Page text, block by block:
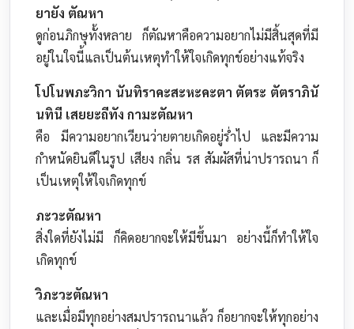
ยายัง ตัณหา
ดูก่อนภิกษุทั้งหลาย ก็ตัณหาคือความอยากไม่มีสิ้นสุดที่มี
อยู่ในใจนี้แลเป็นต้นเหตุทำให้ใจเกิดทุกข์อย่างแท้จริง
โปโนพภะวิกา นันทิราคะสะหะคะตา ตัตระ ตัตราภินั
นทินี เสยยะถีทัง กามะตัณหา
คือ มีความอยากเวียนว่ายตายเกิดอยู่ร่ำไป และมีความ
กำหนัดยินดีในรูป เสียง กลิ่น รส สัมผัสที่น่าปรารถนา ก็
เป็นเหตุให้ใจเกิดทุกข์
ภะวะตัณหา
สิ่งใดที่ยังไม่มี ก็คิดอยากจะให้มีขึ้นมา อย่างนี้ก็ทำให้ใจ
เกิดทุกข์
วิภะวะตัณหา
และเมื่อมีทุกอย่างสมปรารถนาแล้ว ก็อยากจะให้ทุกอย่าง